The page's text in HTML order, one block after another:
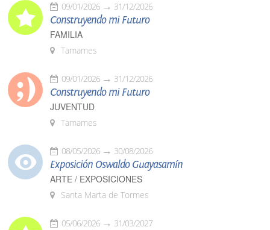
09/01/2026 31/12/2026
Construyendo mi Futuro
FAMILIA
Tamames
09/01/2026 31/12/2026
Construyendo mi Futuro
JUVENTUD
Tamames
08/05/2026 30/08/2026
Exposición Oswaldo Guayasamín
ARTE / EXPOSICIONES
Santa Marta de Tormes
05/06/2026 31/03/2027